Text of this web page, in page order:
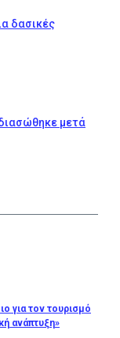
δασικές
μετά
για τον τουρισμό
ανάπτυξη»